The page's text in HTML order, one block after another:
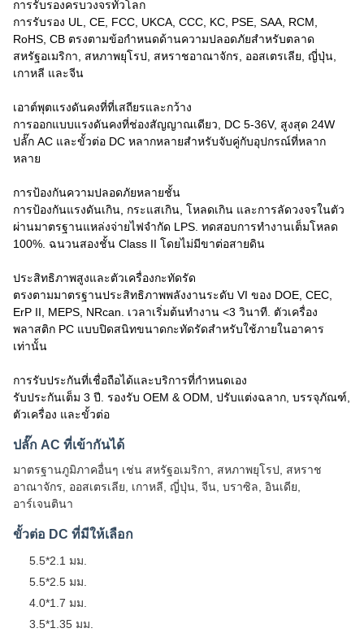
การรับรองครบวงจรทั่วโลก
การรับรอง UL, CE, FCC, UKCA, CCC, KC, PSE, SAA, RCM,
RoHS, CB ตรงตามข้อกำหนดด้านความปลอดภัยสำหรับตลาด
สหรัฐอเมริกา, สหภาพยุโรป, สหราชอาณาจักร, ออสเตรเลีย, ญี่ปุ่น,
เกาหลี และจีน
เอาต์พุตแรงดันคงที่ที่เสถียรและกว้าง
การออกแบบแรงดันคงที่ช่องสัญญาณเดียว, DC 5-36V, สูงสุด 24W
ปลั๊ก AC และขั้วต่อ DC หลากหลายสำหรับจับคู่กับอุปกรณ์ที่หลาก
หลาย
การป้องกันความปลอดภัยหลายชั้น
การป้องกันแรงดันเกิน, กระแสเกิน, โหลดเกิน และการลัดวงจรในตัว
ผ่านมาตรฐานแหล่งจ่ายไฟจำกัด LPS. ทดสอบการทำงานเต็มโหลด
100%. ฉนวนสองชั้น Class II โดยไม่มีขาต่อสายดิน
ประสิทธิภาพสูงและตัวเครื่องกะทัดรัด
ตรงตามมาตรฐานประสิทธิภาพพลังงานระดับ VI ของ DOE, CEC,
ErP II, MEPS, NRcan. เวลาเริ่มต้นทำงาน <3 วินาที. ตัวเครื่อง
พลาสติก PC แบบปิดสนิทขนาดกะทัดรัดสำหรับใช้ภายในอาคาร
เท่านั้น
การรับประกันที่เชื่อถือได้และบริการที่กำหนดเอง
รับประกันเต็ม 3 ปี. รองรับ OEM & ODM, ปรับแต่งฉลาก, บรรจุภัณฑ์,
ตัวเครื่อง และขั้วต่อ
ปลั๊ก AC ที่เข้ากันได้
มาตรฐานภูมิภาคอื่นๆ เช่น สหรัฐอเมริกา, สหภาพยุโรป, สหราช
อาณาจักร, ออสเตรเลีย, เกาหลี, ญี่ปุ่น, จีน, บราซิล, อินเดีย,
อาร์เจนตินา
ขั้วต่อ DC ที่มีให้เลือก
5.5*2.1 มม.
5.5*2.5 มม.
4.0*1.7 มม.
3.5*1.35 มม.